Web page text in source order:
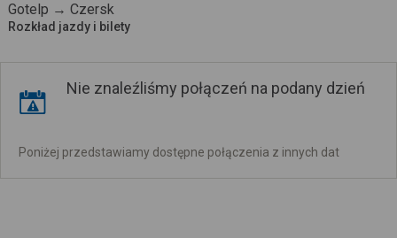
Gotelp → Czersk
Rozkład jazdy i bilety
Nie znaleźliśmy połączeń na podany dzień
Poniżej przedstawiamy dostępne połączenia z innych dat